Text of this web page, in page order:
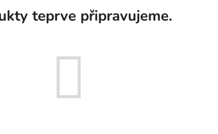
teprve připravujeme.